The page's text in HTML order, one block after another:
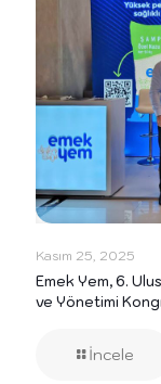
Kasım 25, 2025
Emek Yem, 6.
ve Yönetimi
İncele